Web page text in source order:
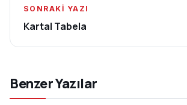
SONRAKI YAZI
Kartal Tabela
Benzer Yazılar